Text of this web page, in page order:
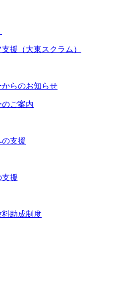
援（大東スクラム）
らのお知らせ
のご案内
支援
支援
助成制度